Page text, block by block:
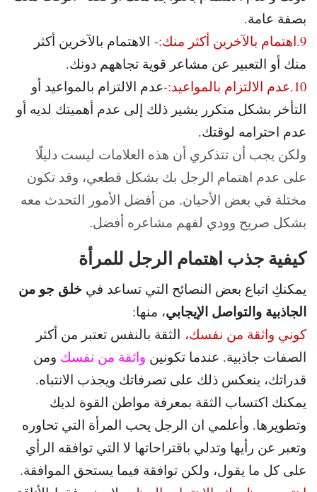
بصفة عامة.
9.اهتمام بالآخرين أكثر منك:-
الاهتمام بالآخرين أكثر
منك أو التعبير عن مشاعر قوية تجاههم دونك.
10.عدم الالتزام بالمواعيد:-
عدم الالتزام بالمواعيد أو
التأخر بشكل متكرر يشير ذلك إلى عدم أهميتك لديه أو
عدم احترامه لوقتك.
ولكن يجب أن تتذكري أن هذه العلامات ليست دليلًا
على عدم اهتمام الرجل بك بشكل قطعي، وقد تكون
مختلة في بعض الأحيان. من أفضل الأمور التحدث معه
بشكل صريح وودي لفهم مشاعره أفضل.
كيفية جذب اهتمام الرجل للمرأة
يمكنكِ اتباع بعض النصائح التي تساعد في خلق جو من
الجاذبية والتواصل الإيجابي، منها:
كوني واثقة من نفسك، الثقة بالنفس تعتبر من أكثر
الصفات جاذبية. عندما تكونين واثقة من نفسك ومن
قدراتك، ينعكس ذلك على تصرفاتك ويجذب الانتباه.
يمكنك اكتساب الثقة بمعرفة مواطن القوة لديك
وتطويرها. وأعلمي ان الرجل يحب المرأة التي تحاوره
وتعبر عن رأيها وتدلي باقتراحاتها لا التي توافقه الرأي
على كل ما يقول، ولكن توافقة فيما يستحق الموافقة.